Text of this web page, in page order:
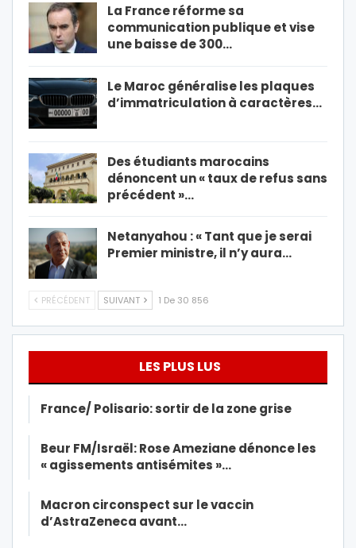
La France réforme sa
communication publique et vise
une baisse de 300…
Le Maroc généralise les plaques
d’immatriculation à caractères…
Des étudiants marocains
dénoncent un « taux de refus sans
précédent »…
Netanyahou : « Tant que je serai
Premier ministre, il n’y aura…
PRÉCÉDENT SUIVANT 1 De 30 856
LES PLUS LUS
France/ Polisario: sortir de la zone grise
Beur FM/Israël: Rose Ameziane dénonce les
« agissements antisémites »…
Macron circonspect sur le vaccin
d’AstraZeneca avant…